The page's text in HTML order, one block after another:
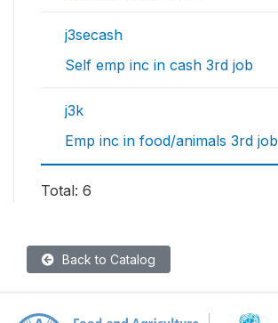
j3secash
Self emp inc in cash 3rd job
j3k
Emp inc in food/animals 3rd job
Total: 6
Back to Catalog